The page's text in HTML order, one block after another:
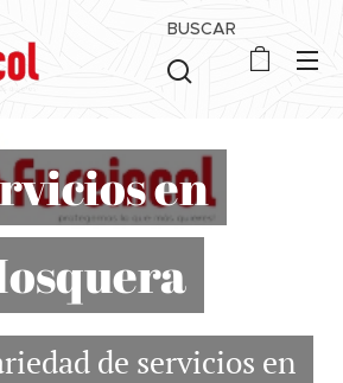
BUSCAR
en
de servicios en